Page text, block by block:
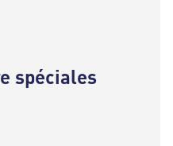
spéciales